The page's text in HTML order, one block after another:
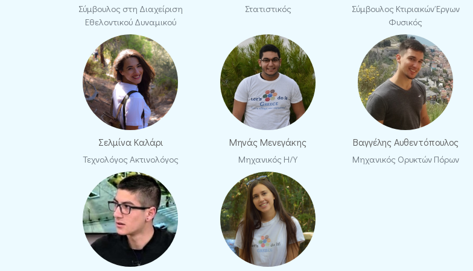
Σύμβουλος στη Διαχείριση
Εθελοντικού Δυναμικού
Στατιστικός
Σύμβουλος Κτιριακών Έργων
Φυσικός
Σελμίνα Καλάρι
Τεχνολόγος Ακτινολόγος
Μηνάς Μενεγάκης
Μηχανικός Η/Υ
Βαγγέλης Αυθεντόπουλος
Μηχανικός Ορυκτών Πόρων